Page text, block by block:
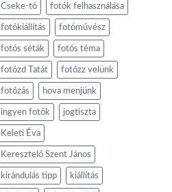
Cseke-tó fotók felhasználása
fotókiállítás fotóművész
fotós séták fotós téma
fotózd Tatát fotózz velünk
fotózás hova menjünk
ingyen fotók jogtiszta
Keleti Éva
Keresztelő Szent János
kirándulás tipp kiállítás